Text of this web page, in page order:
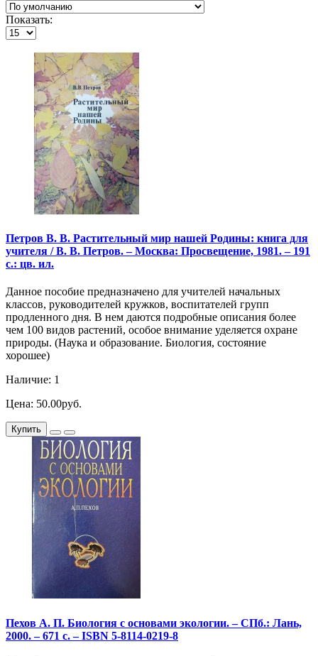
Показать:
Петров В. В. Растительный мир нашей Родины: книга для
учителя / В. В. Петров. – Москва: Просвещение, 1981. – 191
с.: цв. ил.
Данное пособие предназначено для учителей начальных
классов, руководителей кружков, воспитателей групп
продленного дня. В нем даются подробные описания более
чем 100 видов растений, особое внимание уделяется охране
природы. (Наука и образование. Биология, состояние
хорошее)
Наличие: 1
Цена: 50.00руб.
Купить
Пехов А. П. Биология с основами экологии. – СПб.: Лань,
2000. – 671 с. – ISBN 5-8114-0219-8